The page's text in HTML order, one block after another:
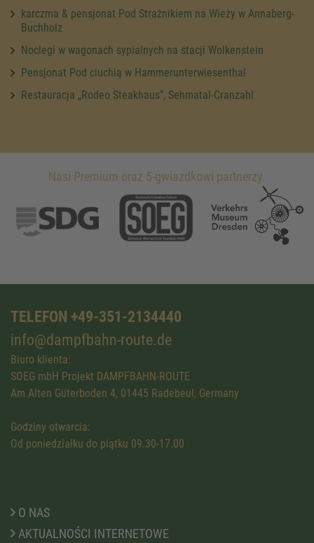
karczma & pensjonat Pod Strażnikiem na Wieży w Annaberg-
Buchholz
Noclegi w wagonach sypialnych na stacji Wolkenstein
Pensjonat Pod ciuchią w Hammerunterwiesenthal
Restauracja „Rodeo Steakhaus”, Sehmatal-Cranzahl
Nasi Premium oraz 5-gwiazdkowi partnerzy.
TELEFON +49-351-2134440
info@dampfbahn-route.de
Biuro klienta:
SOEG mbH Projekt DAMPFBAHN-ROUTE
Am Alten Güterboden 4, 01445 Radebeul, Germany
Godziny otwarcia:
Od poniedziałku do piątku 09.30-17.00
O NAS
AKTUALNOŚCI INTERNETOWE